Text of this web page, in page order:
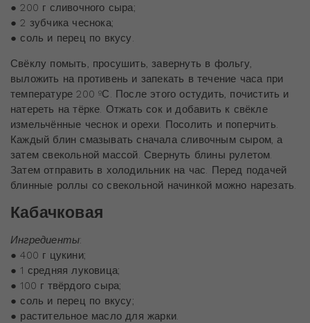
● 200 г сливочного сыра;
● 2 зубчика чеснока;
● соль и перец по вкусу.
Свёклу помыть, просушить, завернуть в фольгу,
выложить на противень и запекать в течение часа при
температуре 200 ºС. После этого остудить, почистить и
натереть на тёрке. Отжать сок и добавить к свёкле
измельчённые чеснок и орехи. Посолить и поперчить.
Каждый блин смазывать сначала сливочным сыром, а
затем свекольной массой. Свернуть блины рулетом.
Затем отправить в холодильник на час. Перед подачей
блинные роллы со свекольной начинкой можно нарезать.
Кабачковая
Ингредиенты:
● 400 г цукини;
● 1 средняя луковица;
● 100 г твёрдого сыра;
● соль и перец по вкусу;
● растительное масло для жарки.